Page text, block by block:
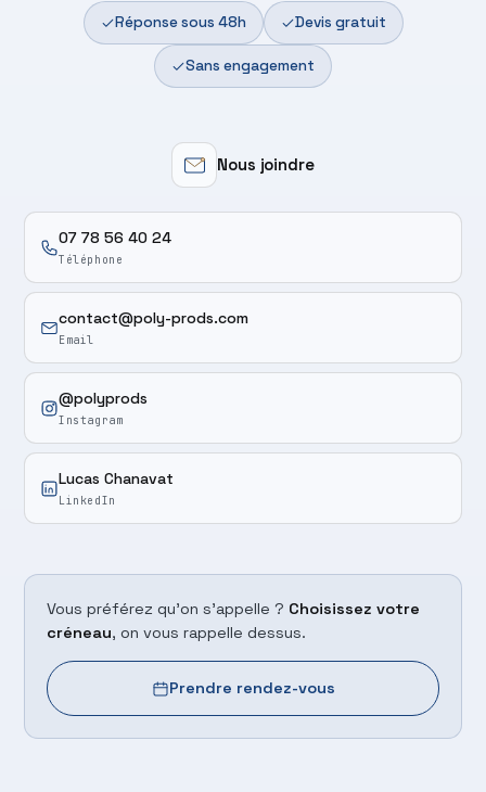
Réponse sous 48h Devis gratuit
Sans engagement
Nous joindre
07 78 56 40 24
Téléphone
contact@poly-prods.com
Email
@polyprods
Instagram
Lucas Chanavat
LinkedIn
Vous préférez qu'on s'appelle ? Choisissez votre
créneau, on vous rappelle dessus.
Prendre rendez-vous